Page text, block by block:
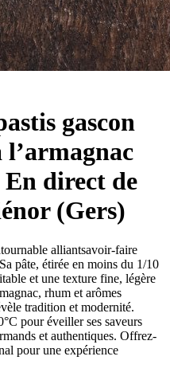
gascon
l’armagnac
En direct de
(Gers)
alliantsavoir-faire
pâte, étirée en moins du 1/10
et une texture fine, légère
rhum et arômes
tradition et modernité.
pour éveiller ses saveurs
et authentiques. Offrez-
pour une expérience